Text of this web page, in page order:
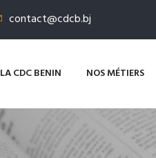
contact@cdcb.bj
LA CDC BENIN NOS MÉTIERS